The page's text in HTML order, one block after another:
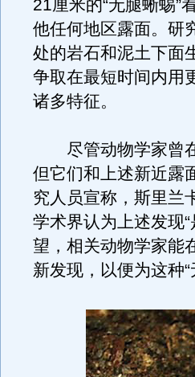
21厘米的“无腿蜥蜴”
他任何地区露面。研
处的岩石和泥土下面
争取在最短时间内用
诸多特征。
尽管动物学家曾在
但它们和上述新近露
究人员宣称，斯里兰
学术界认为上述发现
望，相关动物学家能
新发现，以便为这种